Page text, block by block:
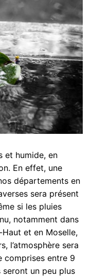
et humide, en
En effet, une
départements en
sera présent
si les pluies
notamment dans
et en Moselle,
l’atmosphère sera
comprises entre 9
seront un peu plus